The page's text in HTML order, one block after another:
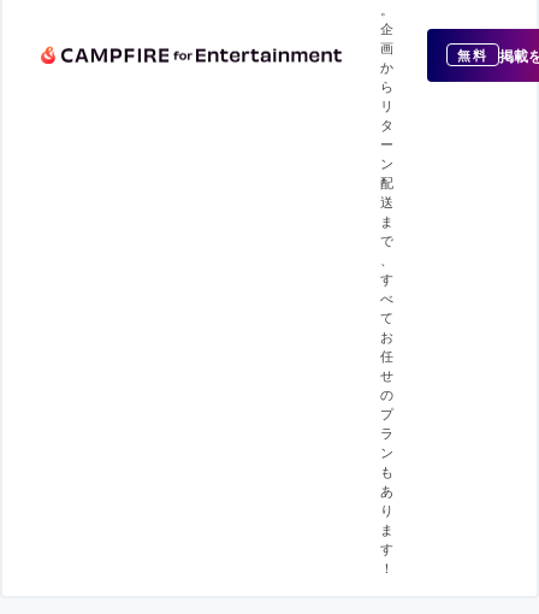
企
画
か
ら
リ
タ
ー
ン
配
送
ま
で
す
べ
て
お
任
せ
の
プ
ラ
ン
も
あ
り
ま
す
！
無料 掲載